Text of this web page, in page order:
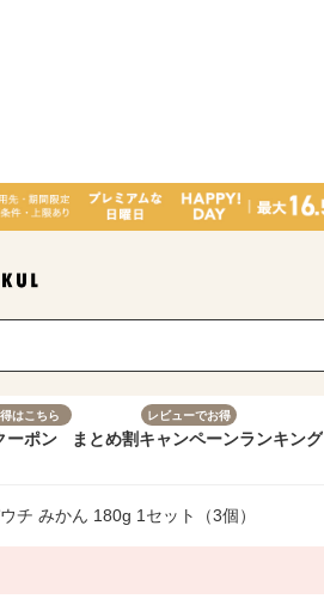
はこちら
ーポン まとめ割
レビューでお得
キャンペーンランキング
チ みかん 180g 1セット（3個）